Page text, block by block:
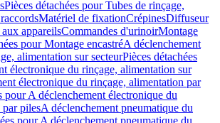
Pièces détachées pour Tubes de rinçage,
Matériel de fixationCrépinesDiffuseur
appareilsCommandes d'urinoirMontage
pour Montage encastréA déclenchement
alimentation sur secteurPièces détachées
électronique du rinçage, alimentation sur
électronique du rinçage, alimentation par
pour A déclenchement électronique du
pilesA déclenchement pneumatique du
pour A déclenchement pneumatique du